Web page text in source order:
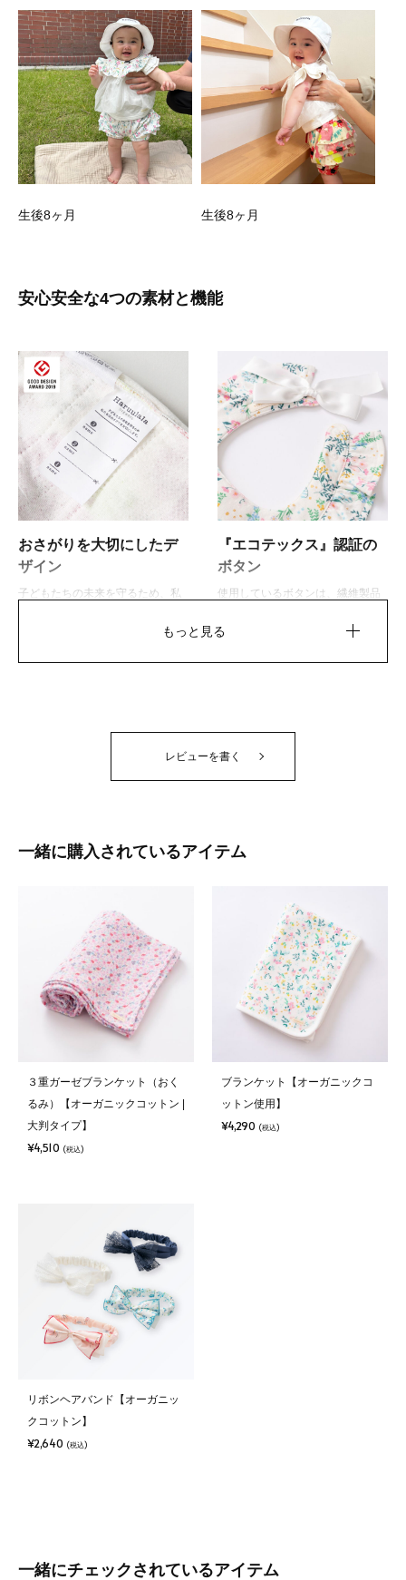
ボックス
しっかりした貼箱なので、母子手帳
や写真を保管しておくメモリアル
BOXとしてもご活用頂けます。 ※
異なります。
本体 ： 綿 100％（オーガニックコットン）
別布 ： ポリエステル 100％
ショートパンツ
本体 ： 綿 100％（オーガニックコットン）
別布 ： ポリエステル 100％
帽子
スタイ：Free
丈：25cm 首周：26, 30cm
※首周りのサイズはボタンの位置によって異なります。
半袖トップス：80cm
着丈：32cm 身幅：30.5cm 袖丈：4.5cm
ショートパンツ：80cm
着丈：21cm ウエスト幅：20cm
頭囲：約45cm-50cm ※調整可
ショートパンツ：4ヶ月-1歳頃
スタイ：バングラデシュ（ BLJ Apparel Ltd. ）
半袖トップス：バングラデシュ（ BLJ Apparel Ltd. ）
ショートパンツ：バングラデシュ（ BLJ Apparel Ltd. ）
生後8ヶ月 生後8ヶ月
安心安全な4つの素材と機能
おさがりを大切にしたデ
ザイン
子どもたちの未来を守るため、私
す。サイズが小さくなってしまっ
『エコテックス』認証の
ボタン
使用しているボタンは、繊維製品
『エコテックス』の認証を受けた
オーガニックコットンの
接結ニット
国際認証基準であるOrganic
Content Standardの認証を受けた
地を2枚重ねた接結ニットは、生地
の間に空気を含むので、ふわりと
軽やか。保温性と通気性にも優れ
ています。
繊維製品専門の検査機関
で検査
生地の強度やピリング（毛玉）の
できやすさなどの物理性能試験
析する安全性試験を行っていま
す。
もっと見る
レビューを書く
一緒に購入されているアイテム
３重ガーゼブランケット（おく
るみ）【オーガニックコットン |
大判タイプ】
¥4,510 (税込)
ブランケット【オーガニックコ
ットン使用】
¥4,290 (税込)
リボンヘアバンド【オーガニッ
クコットン】
¥2,640 (税込)
一緒にチェックされているアイテム